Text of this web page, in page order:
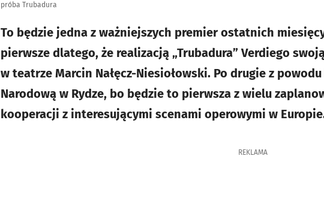
próba Trubadura
To będzie jedna z ważniejszych premier ostatnich
pierwsze dlatego, że realizacją „Trubadura” Verdiego
w teatrze Marcin Nałęcz-Niesiołowski. Po drugie z
Narodową w Rydze, bo będzie to pierwsza z wielu
kooperacji z interesującymi scenami operowymi w
REKLAMA